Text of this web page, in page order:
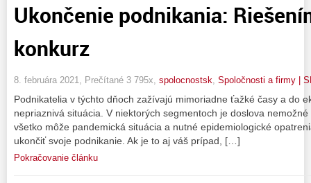
Ukončenie podnikania:
konkurz
8. februára 2021, Prečítané 3 795x, spolocnostsk Spoločnosti a firmy |
Podnikatelia v týchto dňoch zažívajú mimoriadne ťažké časy a do
nepriaznivá situácia. V niektorých segmentoch je doslova
všetko môže pandemická situácia a nutné epidemiologické
ukončiť svoje podnikanie. Ak je to aj váš prípad, […]
Pokračovanie článku